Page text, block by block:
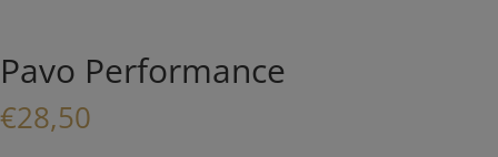
Pavo Performance
€28,50